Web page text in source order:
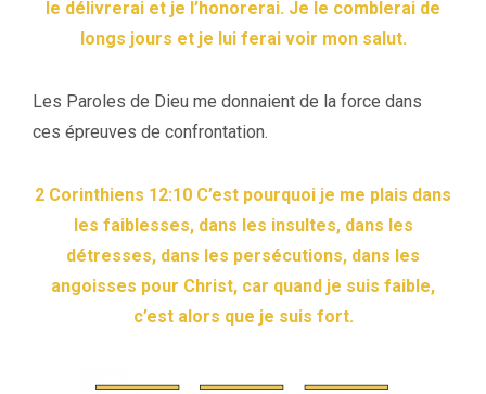
le délivrerai et je l’honorerai. Je le comblerai de
longs jours et je lui ferai voir mon salut.
Les Paroles de Dieu me donnaient de la force dans
ces épreuves de confrontation.
2 Corinthiens 12:10 C’est pourquoi je me plais dans
les faiblesses, dans les insultes, dans les
détresses, dans les persécutions, dans les
angoisses pour Christ, car quand je suis faible,
c’est alors que je suis fort.